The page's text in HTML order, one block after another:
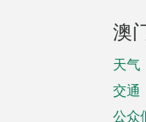
澳
天气
交通
公众